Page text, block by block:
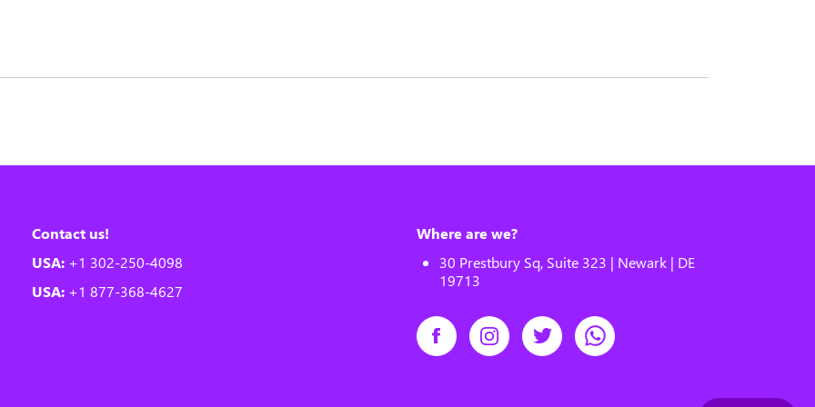
Contact us!
USA: +1 302-250-4098
USA: +1 877-368-4627
Where are we?
30 Prestbury Sq, Suite 323 | Newark | DE
19713